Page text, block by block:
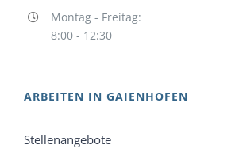
Montag - Freitag:
8:00 - 12:30
ARBEITEN IN GAIENHOFEN
Stellenangebote